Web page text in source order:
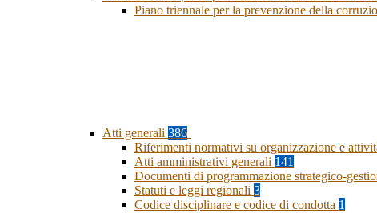
Piano triennale per la prevenzione della
Atti generali 386
Riferimenti normativi su organizzazione e
Atti amministrativi generali 141
Documenti di programmazione strategico-
Statuti e leggi regionali 3
Codice disciplinare e codice di condotta 1